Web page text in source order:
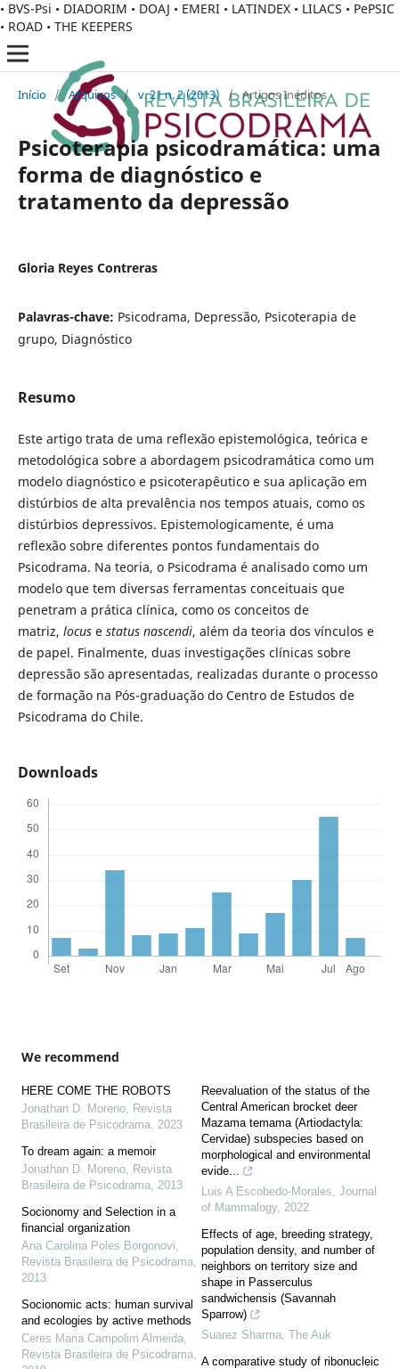
• BVS-Psi • DIADORIM • DOAJ • EMERI • LATINDEX • LILACS • PePSIC
• ROAD • THE KEEPERS
Início / Arquivos / v. 21 n. 2 (2013) / Artigos Inéditos
Psicoterapia psicodramática: uma
forma de diagnóstico e
tratamento da depressão
Gloria Reyes Contreras
Palavras-chave: Psicodrama, Depressão, Psicoterapia de
grupo, Diagnóstico
Resumo
Este artigo trata de uma reflexão epistemológica, teórica e
metodológica sobre a abordagem psicodramática como um
modelo diagnóstico e psicoterapêutico e sua aplicação em
distúrbios de alta prevalência nos tempos atuais, como os
distúrbios depressivos. Epistemologicamente, é uma
reflexão sobre diferentes pontos fundamentais do
Psicodrama. Na teoria, o Psicodrama é analisado como um
modelo que tem diversas ferramentas conceituais que
penetram a prática clínica, como os conceitos de
matriz, locuse status nascendi, além da teoria dos vínculos e
de papel. Finalmente, duas investigações clínicas sobre
depressão são apresentadas, realizadas durante o processo
de formação na Pós-graduação do Centro de Estudos de
Psicodrama do Chile.
Downloads
We recommend
HERE COME THE ROBOTS
Jonathan D. Moreno, Revista
Brasileira de Psicodrama, 2023
To dream again: a memoir
Jonathan D. Moreno, Revista
Brasileira de Psicodrama, 2013
Socionomy and Selection in a
financial organization
Ana Carolina Poles Borgonovi,
Revista Brasileira de Psicodrama,
2013
Socionomic acts: human survival
and ecologies by active methods
Ceres Maria Campolim Almeida,
Revista Brasileira de Psicodrama,
Reevaluation of the status of the
Central American brocket deer
Mazama temama (Artiodactyla:
Cervidae) subspecies based on
morphological and environmental
evide...
Luis A Escobedo-Morales, Journal
of Mammalogy, 2022
Effects of age, breeding strategy,
population density, and number of
neighbors on territory size and
shape in Passerculus
sandwichensis (Savannah
Sparrow)
Suarez Sharma, The Auk
A comparative study of ribonucleic